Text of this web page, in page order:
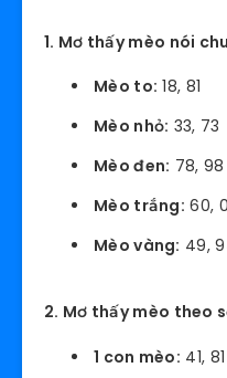
1. Mơ thấy mèo nói
Mèo to: 18, 81
Mèo nhỏ: 33, 73
Mèo đen: 78, 98
Mèo trắng: 60,
Mèo vàng: 49,
2. Mơ thấy mèo theo
1 con mèo: 41, 81